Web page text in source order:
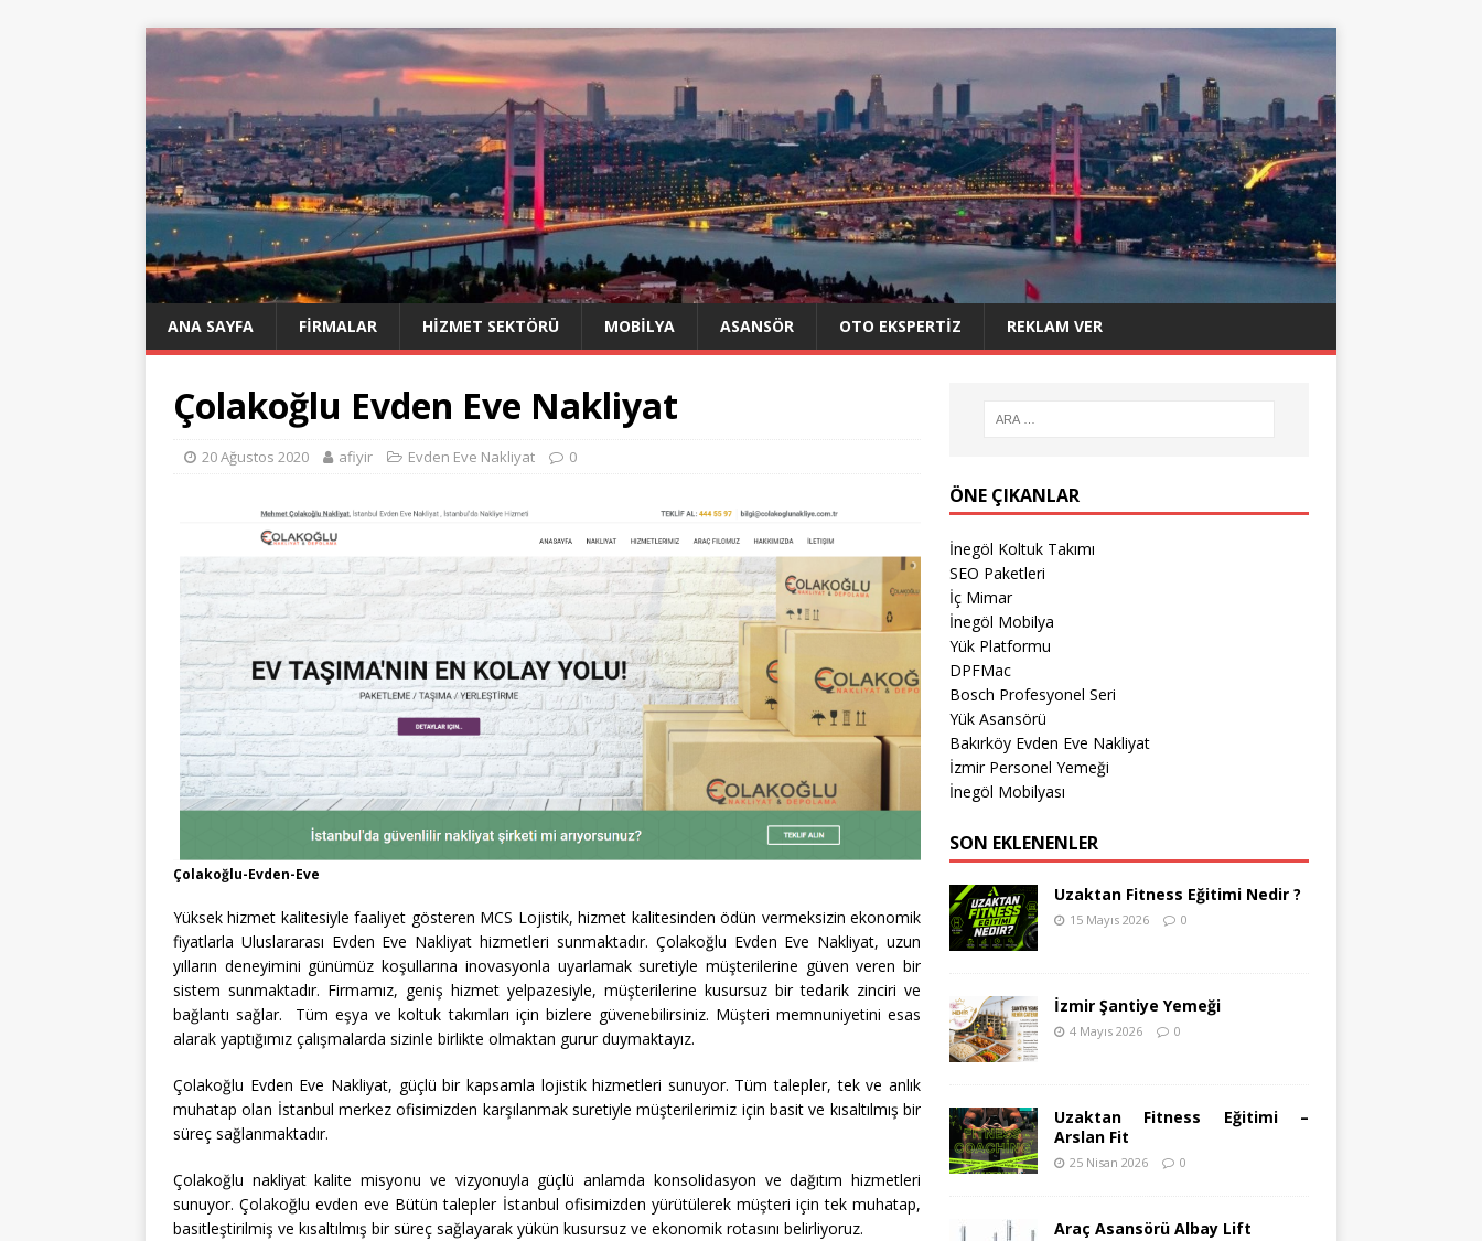
ANA SAYFA FIRMALAR HIZMET SEKTÖRÜ MOBILYA ASANSÖR OTO EKSPERTIZ REKLAM VER
Çolakoğlu Evden Eve Nakliyat
20 Ağustos 2020 afiyir Evden Eve Nakliyat 0
Çolakoğlu-Evden-Eve
Yüksek hizmet kalitesiyle faaliyet gösteren MCS Lojistik, hizmet kalitesinden ödün vermeksizin ekonomik
fiyatlarla Uluslararası Evden Eve Nakliyat hizmetleri sunmaktadır. Çolakoğlu Evden Eve Nakliyat, uzun
yılların deneyimini günümüz koşullarına inovasyonla uyarlamak suretiyle müşterilerine güven veren bir
sistem sunmaktadır. Firmamız, geniş hizmet yelpazesiyle, müşterilerine kusursuz bir tedarik zinciri ve
bağlantı sağlar. Tüm eşya ve koltuk takımları için bizlere güvenebilirsiniz. Müşteri memnuniyetini esas
alarak yaptığımız çalışmalarda sizinle birlikte olmaktan gurur duymaktayız.
Çolakoğlu Evden Eve Nakliyat, güçlü bir kapsamla lojistik hizmetleri sunuyor. Tüm talepler, tek ve anlık
muhatap olan İstanbul merkez ofisimizden karşılanmak suretiyle müşterilerimiz için basit ve kısaltılmış bir
süreç sağlanmaktadır.
Çolakoğlu nakliyat kalite misyonu ve vizyonuyla güçlü anlamda konsolidasyon ve dağıtım hizmetleri
sunuyor. Çolakoğlu evden eve Bütün talepler İstanbul ofisimizden yürütülerek müşteri için tek muhatap,
basitleştirilmiş ve kısaltılmış bir süreç sağlayarak yükün kusursuz ve ekonomik rotasını belirliyoruz.
ÖNE ÇIKANLAR
İnegöl Koltuk Takımı
SEO Paketleri
İç Mimar
İnegöl Mobilya
Yük Platformu
DPFMac
Bosch Profesyonel Seri
Yük Asansörü
Bakırköy Evden Eve Nakliyat
İzmir Personel Yemeği
İnegöl Mobilyası
SON EKLENENLER
Uzaktan Fitness Eğitimi Nedir ?
15 Mayıs 2026 0
İzmir Şantiye Yemeği
4 Mayıs 2026 0
Uzaktan Fitness Eğitimi –
Arslan Fit
25 Nisan 2026 0
Araç Asansörü Albay Lift